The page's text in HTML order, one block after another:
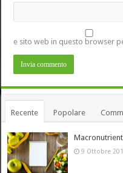
e sito web in questo browser
Recente Popolare
9 Ottobre